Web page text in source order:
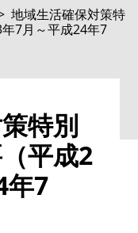
地域生活確保対策特
7月～平成24年7
特別
平成2
年7